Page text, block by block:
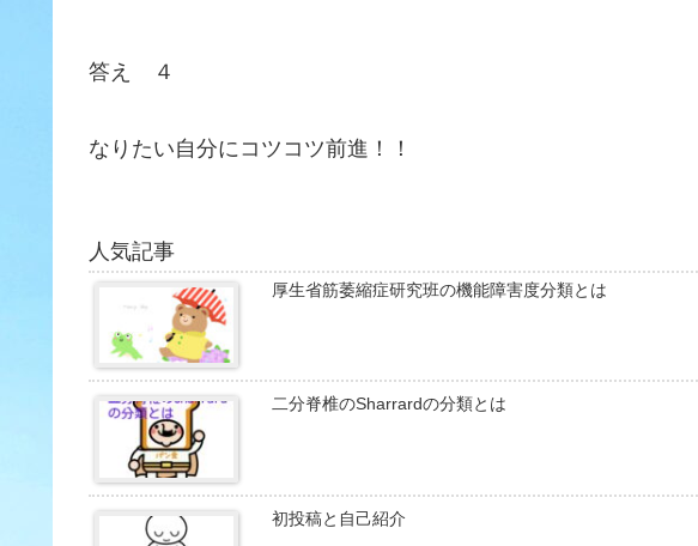
答え ４
なりたい自分にコツコツ前進！！
人気記事
厚生省筋萎縮症研究班の機能障害度分類とは
二分脊椎のSharrardの分類とは
初投稿と自己紹介